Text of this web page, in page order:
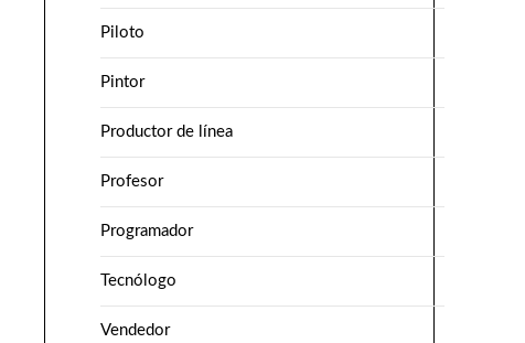
Piloto
Pintor
Productor de línea
Profesor
Programador
Tecnólogo
Vendedor